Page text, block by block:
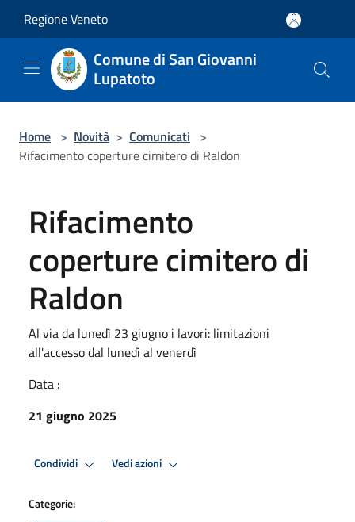
Regione Veneto
Comune di San Giovanni
Lupatoto
Home > Novità > Comunicati >
Rifacimento coperture cimitero di Raldon
Rifacimento
coperture cimitero di
Raldon
Al via da lunedì 23 giugno i lavori: limitazioni
all'accesso dal lunedì al venerdì
Data :
21 giugno 2025
Condividi Vedi azioni
Categorie: